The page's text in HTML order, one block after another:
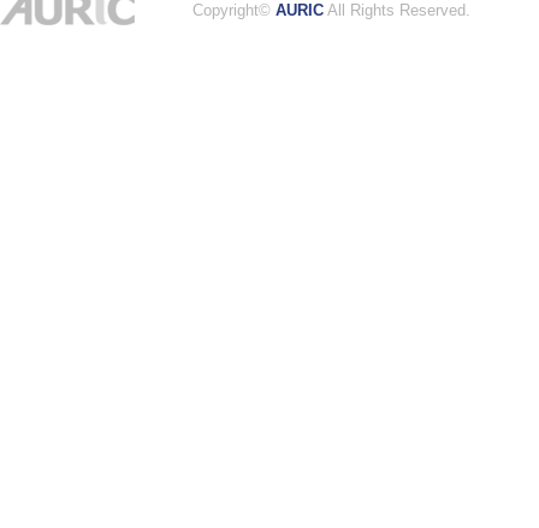
Copyright© AURIC All Rights Reserved.